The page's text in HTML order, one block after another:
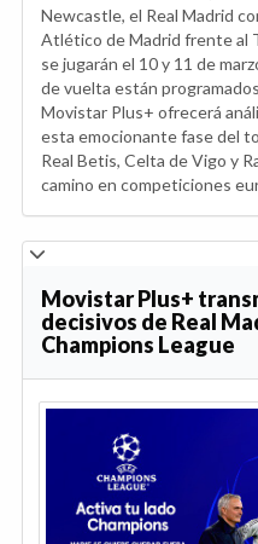
Newcastle, el Real Madrid
Atlético de Madrid frente al
se jugarán el 10 y 11 de
de vuelta están
Movistar Plus+ ofrecerá
esta emocionante fase del
Real Betis, Celta de Vigo y
camino en competiciones
Movistar Plus+
decisivos de Real
Champions League